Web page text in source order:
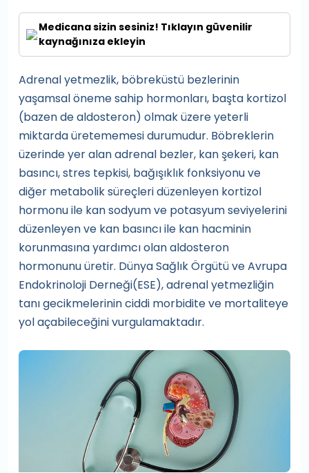
Medicana sizin sesiniz! Tıklayın güvenilir
kaynağınıza ekleyin
Adrenal yetmezlik, böbreküstü bezlerinin
yaşamsal öneme sahip hormonları, başta kortizol
(bazen de aldosteron) olmak üzere yeterli
miktarda üretememesi durumudur. Böbreklerin
üzerinde yer alan adrenal bezler, kan şekeri, kan
basıncı, stres tepkisi, bağışıklık fonksiyonu ve
diğer metabolik süreçleri düzenleyen kortizol
hormonu ile kan sodyum ve potasyum seviyelerini
düzenleyen ve kan basıncı ile kan hacminin
korunmasına yardımcı olan aldosteron
hormonunu üretir. Dünya Sağlık Örgütü ve Avrupa
Endokrinoloji Derneği(ESE), adrenal yetmezliğin
tanı gecikmelerinin ciddi morbidite ve mortaliteye
yol açabileceğini vurgulamaktadır.